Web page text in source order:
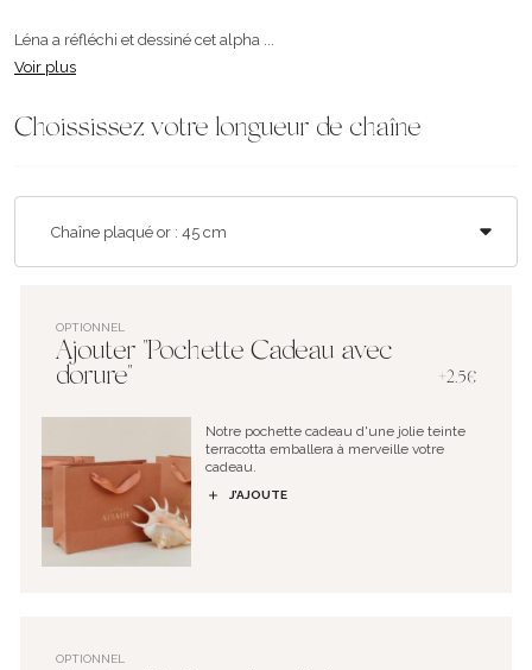
Léna a réfléchi et dessiné cet alpha ...
Voir plus
Choississez votre longueur de chaîne
OPTIONNEL
Ajouter "Pochette Cadeau avec
dorure"
+2.5€
Notre pochette cadeau d'une jolie teinte
terracotta emballera à merveille votre
cadeau.
J’AJOUTE
OPTIONNEL